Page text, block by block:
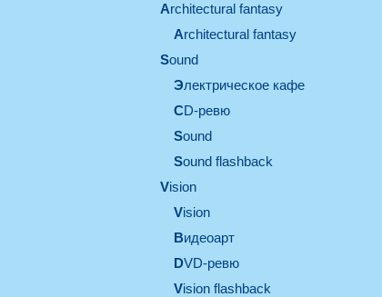
architectural fantasy
architectural fantasy
sound
электрическое кафе
CD-ревю
sound
Sound flashback
vision
vision
видеоарт
DVD-ревю
Vision flashback